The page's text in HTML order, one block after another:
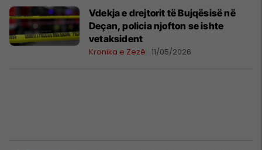
Vdekja e drejtorit të Bujqësisë në
Deçan, policia njofton se ishte
vetaksident
Kronika e Zezë 11/05/2026